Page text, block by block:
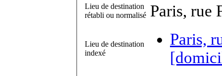
Lieu de destination
rétabli ou normalisé Paris, rue
Lieu de destination
indexé
Paris,